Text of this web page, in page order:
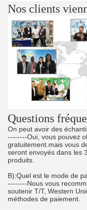
Nos clients
Questions
On peut avoir des
--------Oui, vous pouvez
gratuitement.mais vous
seront envoyés dans les
produits.
B):Quel est le mode de
--------Nous vous
soutenir T/T, Western
méthodes de paiement.